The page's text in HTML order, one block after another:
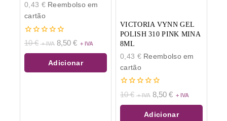
0,43 €Reembolso em
cartão
0
de
5
10€ 8,50 €
Adicionar
VICTORIA VYNN GEL
POLISH 310 PINK MINA
8ML
0,43 €Reembolso em
cartão
0
de
5
10€ 8,50 €
Adicionar